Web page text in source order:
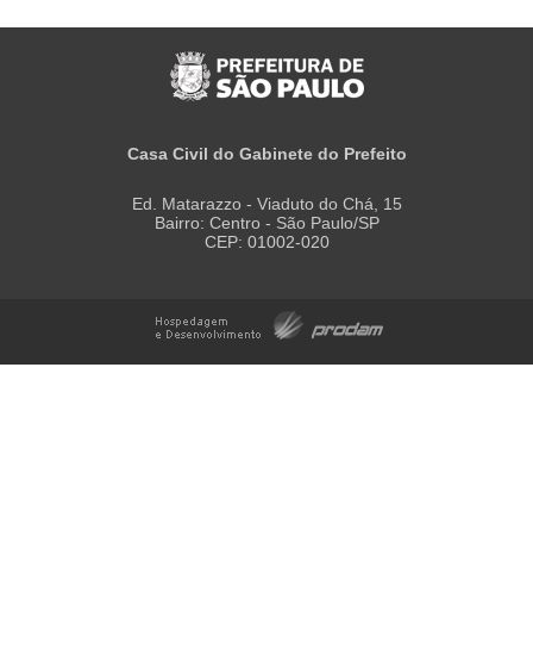
Casa Civil do Gabinete do Prefeito
Ed. Matarazzo - Viaduto do Chá, 15
Bairro: Centro - São Paulo/SP
CEP: 01002-020